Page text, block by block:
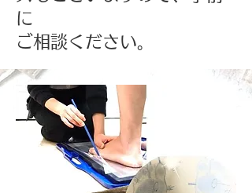
に
​ご相談ください。